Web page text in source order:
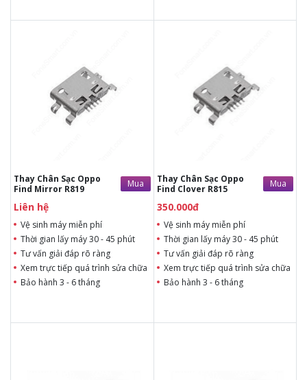
Thay Chân Sạc Oppo
Find Mirror R819
Mua
Liên hệ
Vệ sinh máy miễn phí
Thời gian lấy máy 30 - 45 phút
Tư vấn giải đáp rõ ràng
Xem trực tiếp quá trình sửa chữa
Bảo hành 3 - 6 tháng
Vệ sinh máy miễn phí
Thời gian lấy máy 30 - 45
phút
Tư vấn giải đáp rõ ràng
Xem trực tiếp quá trình
thay/ép mặt kính
Thay Chân Sạc Oppo
Find Clover R815
Mua
350.000đ
Vệ sinh máy miễn phí
Thời gian lấy máy 30 - 45 phút
Tư vấn giải đáp rõ ràng
Xem trực tiếp quá trình sửa chữa
Bảo hành 3 - 6 tháng
Vệ sinh máy miễn phí
Thời gian lấy máy 30 - 45
phút
Tư vấn giải đáp rõ ràng
Xem trực tiếp quá trình
thay/ép mặt kính